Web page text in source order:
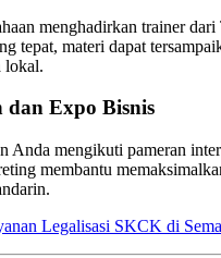
menghadirkan trainer
tepat, materi dapat
lokal.
dan Expo Bisnis
Anda mengikuti pameran
membantu
Legalisasi SKCK di